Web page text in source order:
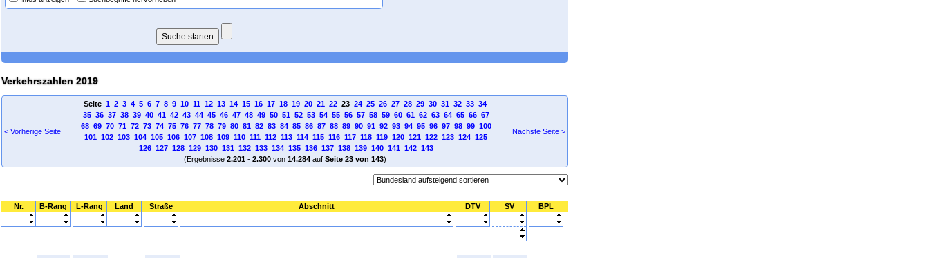
Verkehrszahlen 2019
< Vorherige Seite
Seite 1 2 3 4 5 6 7 8 9 10 11 12 13 14 15 16 17 18 19 20 21 2223 24 25 26 27 28 29 30 31 32 33 34
35 36 37 38 39 40 41 42 43 44 45 46 47 48 49 50 51 52 53 54 55 56 57 58 59 60 61 62 63 64 65 66 67
68 69 70 71 72 73 74 75 76 77 78 79 80 81 82 83 84 85 86 87 88 89 90 91 92 93 94 95 96 97 98 99 100
101 102 103 104 105 106 107 108 109 110 111 112 113 114 115 116 117 118 119 120 121 122 123 124 125
126 127 128 129 130 131 132 133 134 135 136 137 138 139 140 141 142 143
(Ergebnisse 2.201- 2.300von 14.284auf Seite 23 von 143)
Nächste Seite >
Nr. B-Rang L-Rang Land Straße Abschnitt DTV SV BPL